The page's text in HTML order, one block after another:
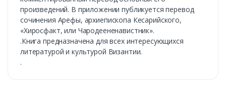
произведений. В приложении публикуется перевод
сочинения Арефы, архиепископа Кесарийского,
«Хиросфакт, или Чародеененавистник».
.Книга предназначена для всех интересующихся
литературой и культурой Византии.
.